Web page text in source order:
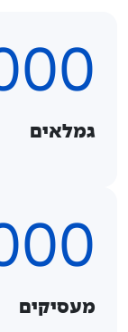
גמלאים
מעסיקים